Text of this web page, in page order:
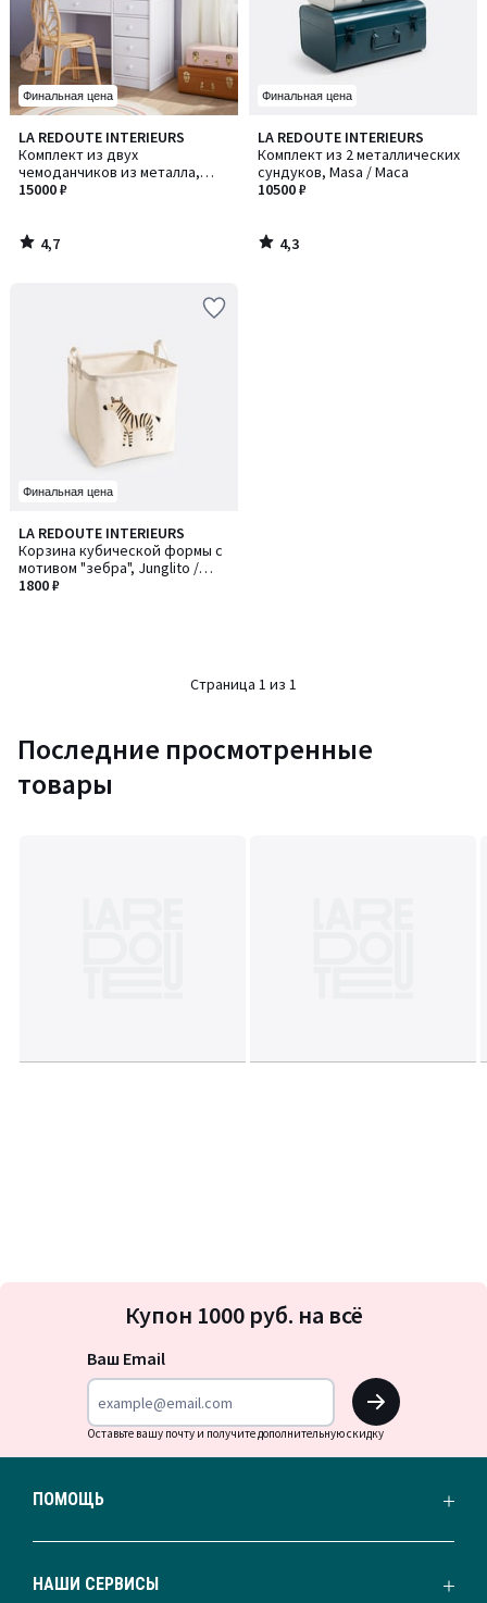
Финальная цена
LA REDOUTE INTERIEURS
Комплект из двух
чемоданчиков из металла,
Masa / Маса
15000 ₽
4,7
/ 5
4,7
/
Финальная цена
LA REDOUTE INTERIEURS
Комплект из 2 металлических
сундуков, Masa / Маса
10500 ₽
4,3
/ 5
4,3
/
Финальная цена
LA REDOUTE INTERIEURS
Корзина кубической формы с
мотивом "зебра", Junglito /
Джунглито
1800 ₽
Страница 1 из 1
Последние просмотренные
товары
на
Купон 1000 руб. на всё
Ваш Email
OK
Оставьте вашу почту и получите дополнительную скидку
ПОМОЩЬ
НАШИ СЕРВИСЫ